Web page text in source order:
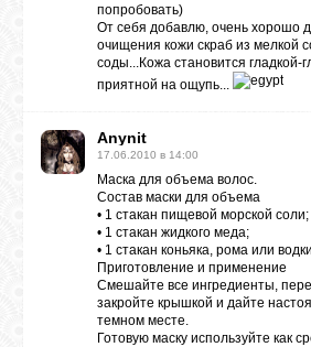
попробовать)
От себя добавлю, очень хорошо
очищения кожи скраб из мелкой
соды...Кожа становится гладкой-
приятной на ощупь...
Anynit
17.06.2010 в 14:00
Маска для объема волос.
Состав маски для объема
• 1 стакан пищевой морской соли;
• 1 стакан жидкого меда;
• 1 стакан коньяка, рома или
Приготовление и применение
Смешайте все ингредиенты,
закройте крышкой и дайте
темном месте.
Готовую маску используйте как